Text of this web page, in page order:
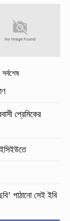
সর্বশেষ
প্রেমিকের
পাঠানো সেই ইবি